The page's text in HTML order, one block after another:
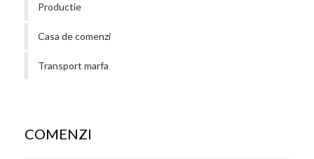
Productie
Casa de comenzi
Transport marfa
COMENZI